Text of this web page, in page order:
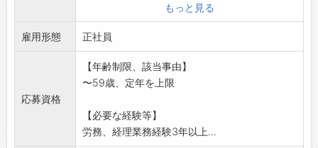
※デスクワーク以外も有ります。
変更範囲:会社の定める範囲
もっと見る
雇用形態 正社員
応募資格
【年齢制限、該当事由】
〜59歳、定年を上限
【必要な経験等】
労務、経理業務経験3年以上...